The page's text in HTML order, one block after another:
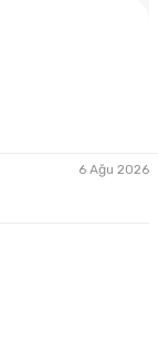
6 Ağu 2026